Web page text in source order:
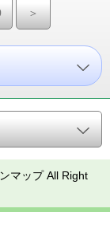
＞
マップ All Right